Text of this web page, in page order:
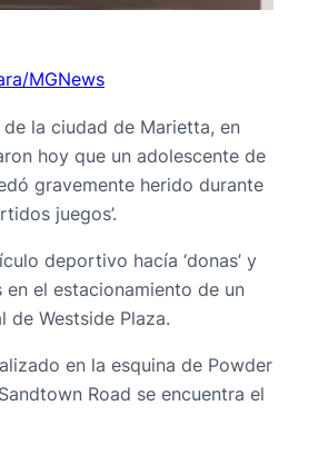
MGNews
la ciudad de Marietta, en
hoy que un adolescente de
gravemente herido durante
juegos’.
deportivo hacía ‘donas’ y
en el estacionamiento de un
de Westside Plaza.
en la esquina de Powder
Road se encuentra el